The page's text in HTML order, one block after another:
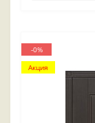
-0%
Акция